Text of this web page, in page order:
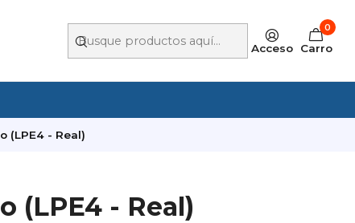
Acceso
0
Carro
(LPE4 - Real)
(LPE4 - Real)